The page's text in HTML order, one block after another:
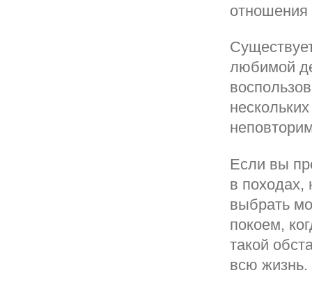
любимой
Если вы
в походах,
выбрать
покоем,
такой
всю жизнь.